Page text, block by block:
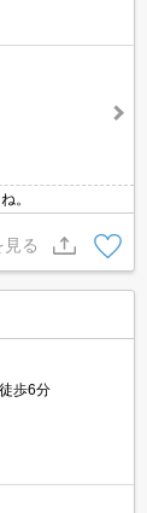
。
る
歩6分